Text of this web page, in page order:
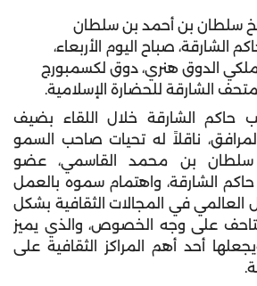
سلطان بن أحمد بن سلطان
الشارقة، صباح اليوم الأربعاء،
الدوق هنري، دوق لكسمبورج
متحف الشارقة للحضارة الإسلامية.
حاكم الشارقة خلال اللقاء بضيف
المرافق، ناقلاً له تحيات صاحب السمو
سلطان بن محمد القاسمي، عضو
حاكم الشارقة، واهتمام سموه بالعمل
العالمي في المجالات الثقافية بشكل
على وجه الخصوص، والذي يميز
أحد أهم المراكز الثقافية على